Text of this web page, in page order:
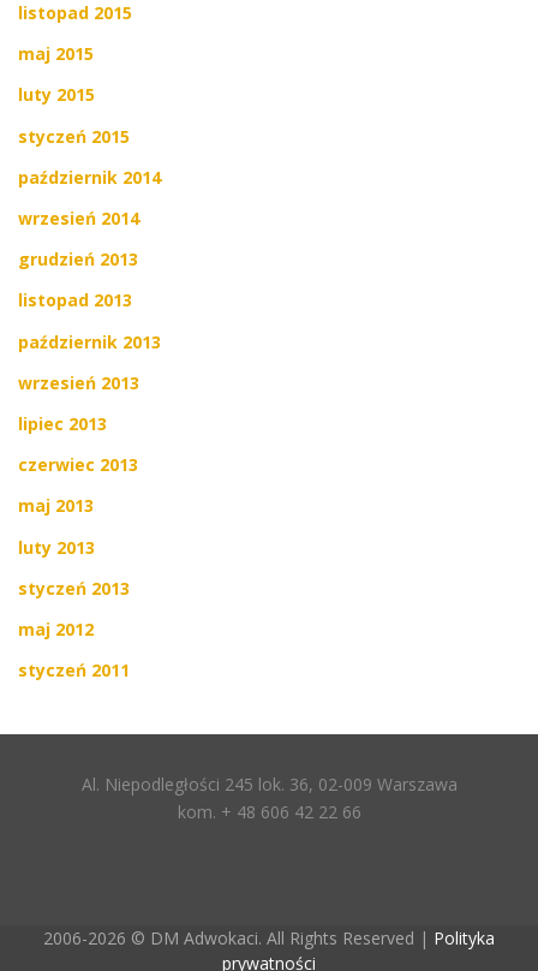
listopad 2015
maj 2015
luty 2015
styczeń 2015
październik 2014
wrzesień 2014
grudzień 2013
listopad 2013
październik 2013
wrzesień 2013
lipiec 2013
czerwiec 2013
maj 2013
luty 2013
styczeń 2013
maj 2012
styczeń 2011
Al. Niepodległości 245 lok. 36, 02-009 Warszawa
kom. + 48 606 42 22 66
2006-2026 © DM Adwokaci. All Rights Reserved | Polityka
prywatności